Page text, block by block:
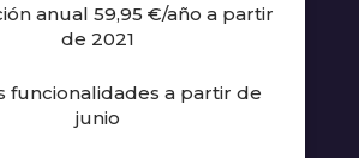
anual 59,95 €/año a partir
de 2021
funcionalidades a partir de
junio